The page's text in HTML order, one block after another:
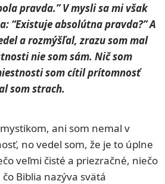
pravda.” V mysli sa mi však
“Existuje absolútna pravda?” A
a rozmýšľal, zrazu som mal
nie som sám. Nič som
som cítil prítomnosť
som strach.
ani som nemal v
no vedel som, že je to úplne
veľmi čisté a priezračné, niečo
Biblia nazýva svätá